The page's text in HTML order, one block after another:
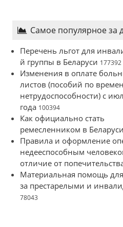
Самое популярное за
Перечень льгот для
й группы в Беларуси 177392
Изменения в оплате
листов (пособий по
нетрудоспособности) с
года 100394
Как официально стать
ремесленником в
Правила и оформление
недееспособным
отличие от
Материальная помощь
за престарелыми и
78043